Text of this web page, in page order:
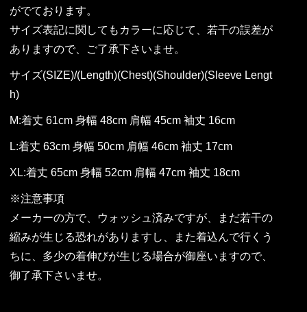
がでております。
サイズ表記に関してもカラーに応じて、若干の誤差が
ありますので、ご了承下さいませ。
サイズ(SIZE)/(Length)(Chest)(Shoulder)(Sleeve Lengt
h)
M:着丈 61cm 身幅 48cm 肩幅 45cm 袖丈 16cm
L:着丈 63cm 身幅 50cm 肩幅 46cm 袖丈 17cm
XL:着丈 65cm 身幅 52cm 肩幅 47cm 袖丈 18cm
※注意事項
メーカーの方で、ウォッシュ済みですが、まだ若干の
縮みが生じる恐れがありますし、また着込んで行くう
ちに、多少の着伸びが生じる場合が御座いますので、
御了承下さいませ。